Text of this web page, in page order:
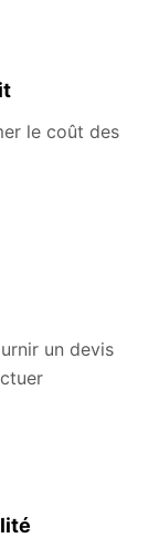
le coût des
un devis